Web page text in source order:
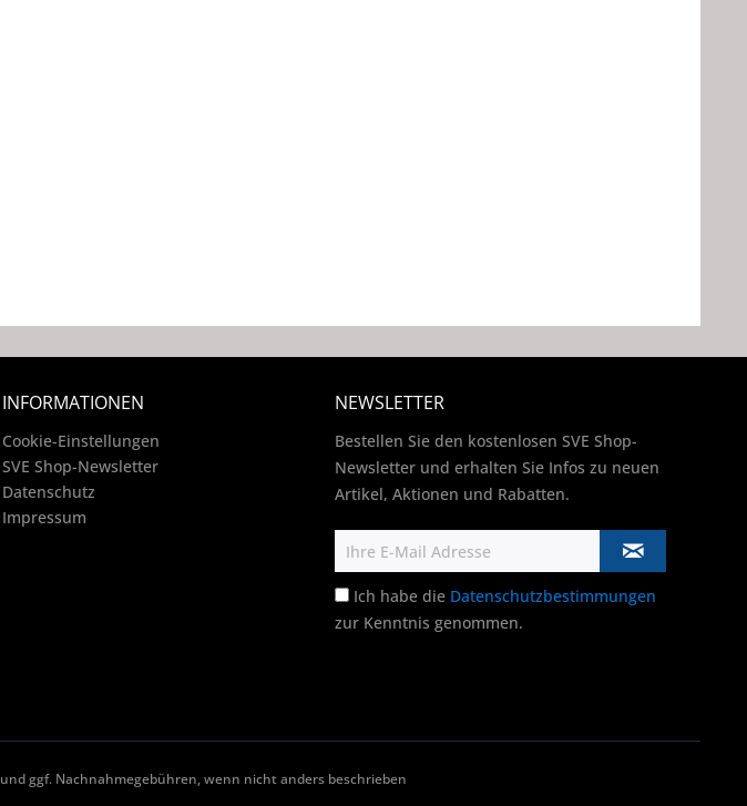
INFORMATIONEN
Cookie-Einstellungen
SVE Shop-Newsletter
Datenschutz
Impressum
NEWSLETTER
Bestellen Sie den kostenlosen SVE Shop-
Newsletter und erhalten Sie Infos zu neuen
Artikel, Aktionen und Rabatten.
Ich habe die Datenschutzbestimmungen
zur Kenntnis genommen.
und ggf. Nachnahmegebühren, wenn nicht anders beschrieben